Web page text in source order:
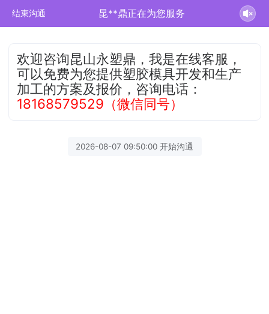
结束沟通 昆**鼎正在为您服务
欢迎咨询昆山永塑鼎，我是在线客服，
可以免费为您提供塑胶模具开发和生产
加工的方案及报价，咨询电话：
18168579529（微信同号）
2026-08-07 09:50:00 开始沟通